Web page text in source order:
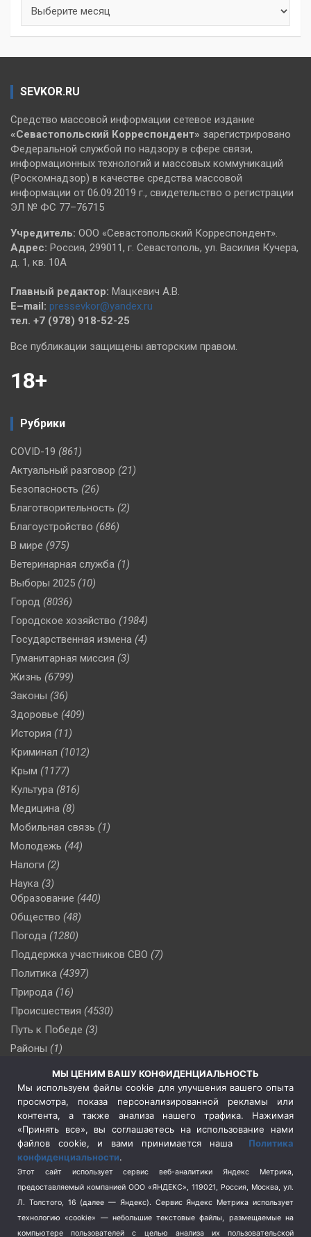
SEVKOR.RU
Средство массовой информации сетевое издание
«Севастопольский Корреспондент» зарегистрировано
Федеральной службой по надзору в сфере связи,
информационных технологий и массовых коммуникаций
(Роскомнадзор) в качестве средства массовой
информации от 06.09.2019 г., свидетельство о регистрации
ЭЛ № ФС 77–76715
Учредитель: ООО «Севастопольский Корреспондент».
Адрес: Россия, 299011, г. Севастополь, ул. Василия Кучера,
д. 1, кв. 10А
Главный редактор: Мацкевич А.В.
E–mail: pressevkor@yandex.ru
тел. +7 (978) 918-52-25
Все публикации защищены авторским правом.
18+
Рубрики
COVID-19 (861)
Актуальный разговор (21)
Безопасность (26)
Благотворительность (2)
Благоустройство (686)
В мире (975)
Ветеринарная служба (1)
Выборы 2025 (10)
Город (8036)
Городское хозяйство (1984)
Государственная измена (4)
Гуманитарная миссия (3)
Жизнь (6799)
Законы (36)
Здоровье (409)
История (11)
Криминал (1012)
Крым (1177)
Культура (816)
Медицина (8)
Мобильная связь (1)
Молодежь (44)
Налоги (2)
Наука (3)
Образование (440)
Общество (48)
Погода (1280)
Поддержка участников СВО (7)
Политика (4397)
Природа (16)
Происшествия (4530)
Путь к Победе (3)
Районы (1)
(510)
Сельское хозяйство (3)
Социальная политика
(3)
Спецоперация в Украине
Спецоперация на Украине
(404)
Спорт (740)
Терроризм (1)
Транспорт (262)
МЫ ЦЕНИМ ВАШУ КОНФИДЕНЦИАЛЬНОСТЬ
Мы используем файлы cookie для улучшения вашего опыта
просмотра, показа персонализированной рекламы или
контента, а также анализа нашего трафика. Нажимая
«Принять все», вы соглашаетесь на использование нами
файлов cookie, и вами принимается наша Политика
конфиденциальности.
Этот сайт использует сервис веб-аналитики Яндекс Метрика,
предоставляемый компанией ООО «ЯНДЕКС», 119021, Россия, Москва, ул.
Л. Толстого, 16 (далее — Яндекс). Сервис Яндекс Метрика использует
технологию «cookie» — небольшие текстовые файлы, размещаемые на
компьютере пользователей с целью анализа их пользовательской